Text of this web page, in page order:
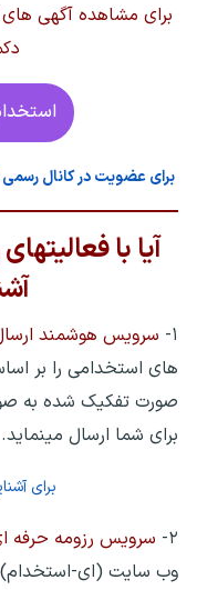
استخدام
برای عضویت در کانال
آیا با
۱- سرویس هوشمند
های استخدامی را بر
صورت تفکیک شده به
برای شما ارسال مینماید.
برای
۲- سرویس رزومه حرفه
وب سایت (ای-استخدام)